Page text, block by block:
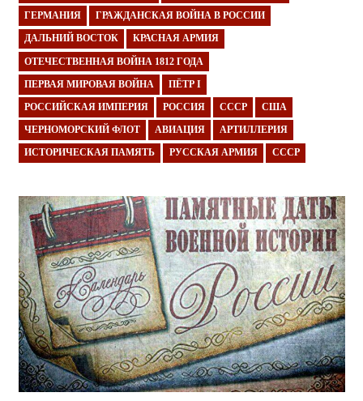
ГЕРМАНИЯ ГРАЖДАНСКАЯ ВОЙНА В РОССИИ
ДАЛЬНИЙ ВОСТОК КРАСНАЯ АРМИЯ
ОТЕЧЕСТВЕННАЯ ВОЙНА 1812 ГОДА
ПЕРВАЯ МИРОВАЯ ВОЙНА ПЁТР I
РОССИЙСКАЯ ИМПЕРИЯ РОССИЯ СССР США
ЧЕРНОМОРСКИЙ ФЛОТ АВИАЦИЯ АРТИЛЛЕРИЯ
ИСТОРИЧЕСКАЯ ПАМЯТЬ РУССКАЯ АРМИЯ СССР